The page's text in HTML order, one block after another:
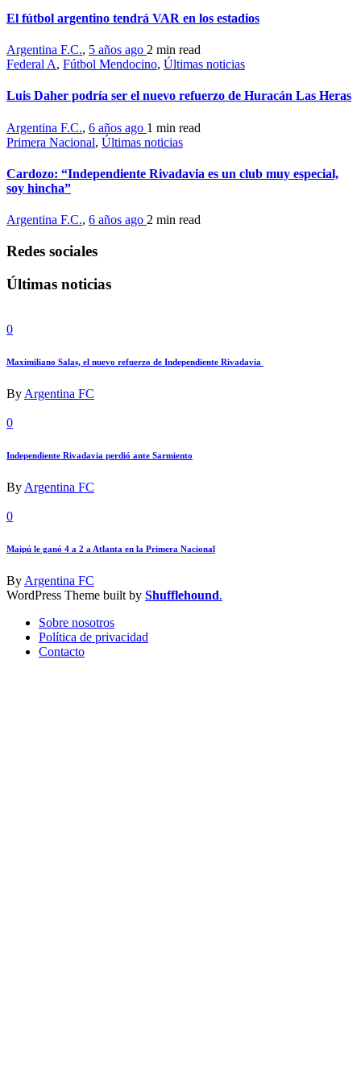
El fútbol argentino tendrá VAR en los estadios
Argentina F.C., 5 años ago 2 min read
Federal A, Fútbol Mendocino, Últimas noticias
Luis Daher podría ser el nuevo refuerzo de Huracán Las Heras
Argentina F.C., 6 años ago 1 min read
Primera Nacional, Últimas noticias
Cardozo: “Independiente Rivadavia es un club muy especial,
soy hincha”
Argentina F.C., 6 años ago 2 min read
Redes sociales
Últimas noticias
0
Maximiliano Salas, el nuevo refuerzo de Independiente Rivadavia
By Argentina FC
0
Independiente Rivadavia perdió ante Sarmiento
By Argentina FC
0
Maipú le ganó 4 a 2 a Atlanta en la Primera Nacional
By Argentina FC
WordPress Theme built by Shufflehound.
Sobre nosotros
Política de privacidad
Contacto